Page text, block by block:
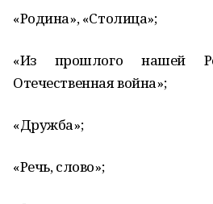
«Родина», «Столица»;
«Из прошлого нашей
Отечественная война»;
«Дружба»;
«Речь, слово»;